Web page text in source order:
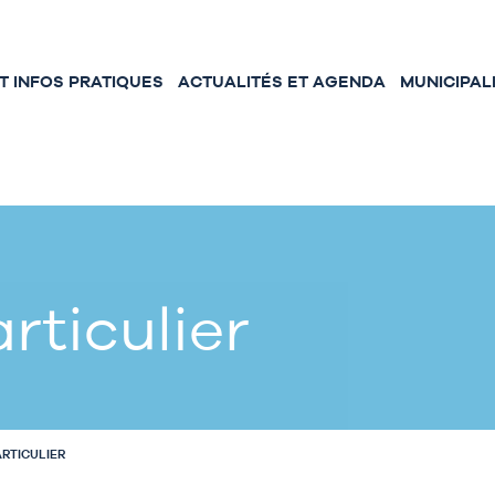
INFOS PRATIQUES ACTUALITÉS ET AGENDA